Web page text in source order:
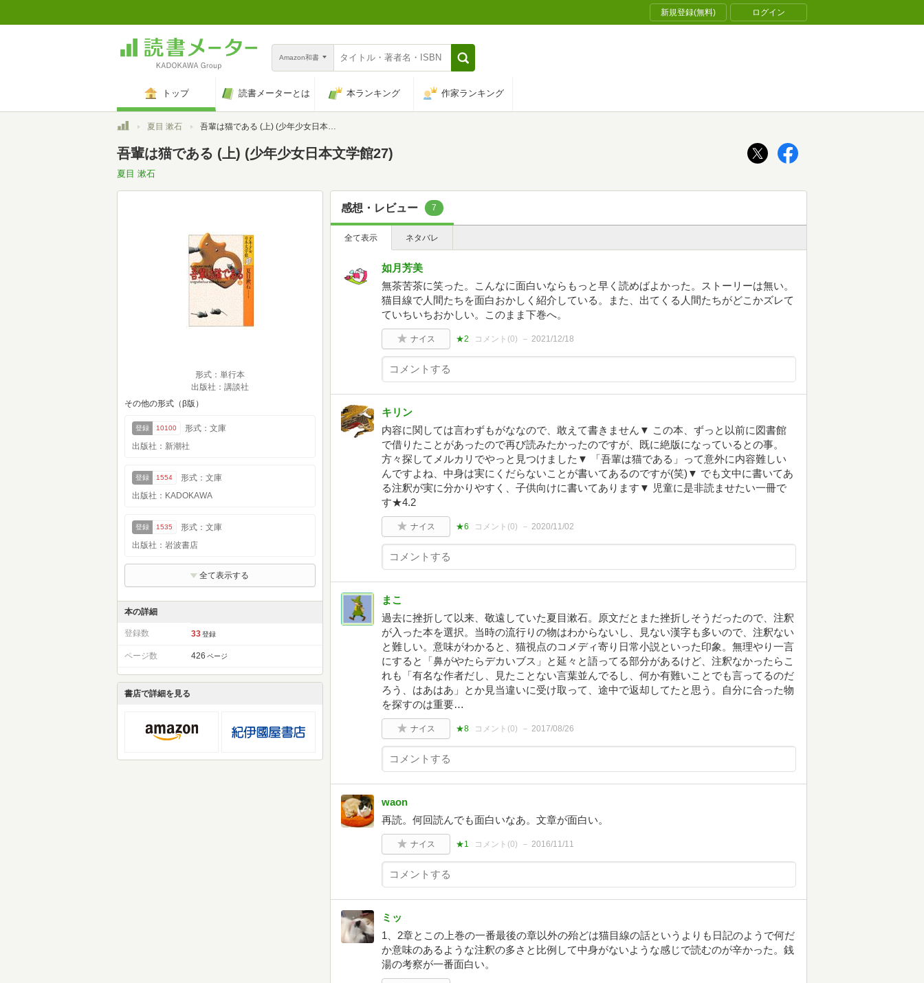
新規登録(無料) ログイン
Amazon和書
トップ 読書メーターとは 本ランキング 作家ランキング
トップ夏目 漱石 吾輩は猫である (上) (少年少女日本文学館27)
吾輩は猫である (上) (少年少女日本文学館27)
夏目 漱石
形式：単行本
出版社：講談社
その他の形式（β版）
登録 10100
形式：文庫
出版社：新潮社
登録 1554
形式：文庫
出版社：KADOKAWA
登録 1535
形式：文庫
出版社：岩波書店
全て表示する
本の詳細
登録数 33 登録
ページ数 426 ページ
書店で詳細を見る
感想・レビュー 7
全て表示 ネタバレ
如月芳美
無茶苦茶に笑った。こんなに面白いならもっと早く読めばよかった。ストーリーは無い。
猫目線で人間たちを面白おかしく紹介している。また、出てくる人間たちがどこかズレて
ていちいちおかしい。このまま下巻へ。
ナイス ★2 コメント(0) 2021/12/18
キリン
内容に関しては言わずもがななので、敢えて書きません▼ この本、ずっと以前に図書館
で借りたことがあったので再び読みたかったのですが、既に絶版になっているとの事。
方々探してメルカリでやっと見つけました▼ 「吾輩は猫である」って意外に内容難しい
んですよね、中身は実にくだらないことが書いてあるのですが(笑)▼ でも文中に書いてあ
る注釈が実に分かりやすく、子供向けに書いてあります▼ 児童に是非読ませたい一冊で
す★4.2
ナイス ★6 コメント(0) 2020/11/02
まこ
過去に挫折して以来、敬遠していた夏目漱石。原文だとまた挫折しそうだったので、注釈
が入った本を選択。当時の流行りの物はわからないし、見ない漢字も多いので、注釈ない
と難しい。意味がわかると、猫視点のコメディ寄り日常小説といった印象。無理やり一言
にすると「鼻がやたらデカいブス」と延々と語ってる部分があるけど、注釈なかったらこ
れも「有名な作者だし、見たことない言葉並んでるし、何か有難いことでも言ってるのだ
ろう、はあはあ」とか見当違いに受け取って、途中で返却してたと思う。自分に合った物
を探すのは重要…
ナイス ★8 コメント(0) 2017/08/26
waon
再読。何回読んでも面白いなあ。文章が面白い。
ナイス ★1 コメント(0) 2016/11/11
ミッ
1、2章とこの上巻の一番最後の章以外の殆どは猫目線の話というよりも日記のようで何だ
か意味のあるような注釈の多さと比例して中身がないような感じで読むのが辛かった。銭
湯の考察が一番面白い。